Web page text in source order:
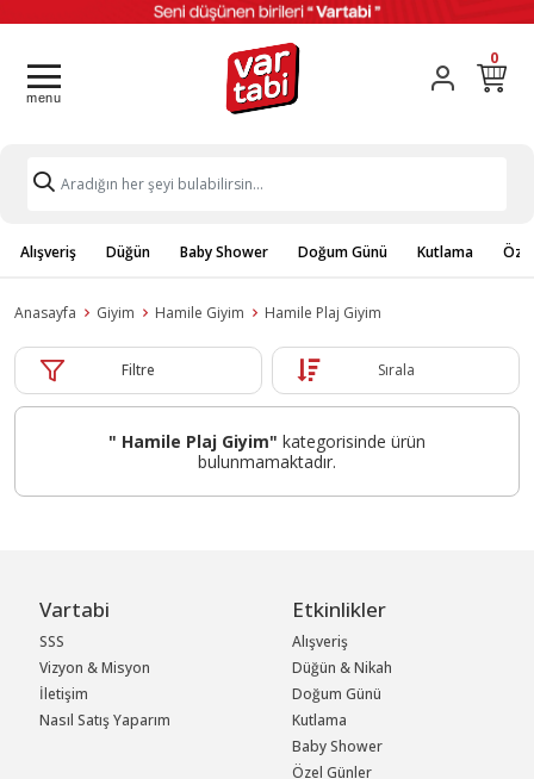
0
Alışveriş Düğün Baby Shower Doğum Günü Kutlama
Anasayfa Giyim Hamile Giyim Hamile Plaj Giyim
Filtre Sırala
" Hamile Plaj Giyim" kategorisinde ürün
bulunmamaktadır.
Vartabi
SSS
Vizyon & Misyon
İletişim
Nasıl Satış Yaparım
Etkinlikler
Alışveriş
Düğün & Nikah
Doğum Günü
Kutlama
Baby Shower
Özel Günler